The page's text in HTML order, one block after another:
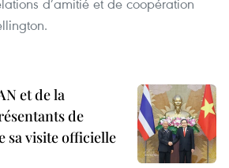
et de la
de
sa visite officielle